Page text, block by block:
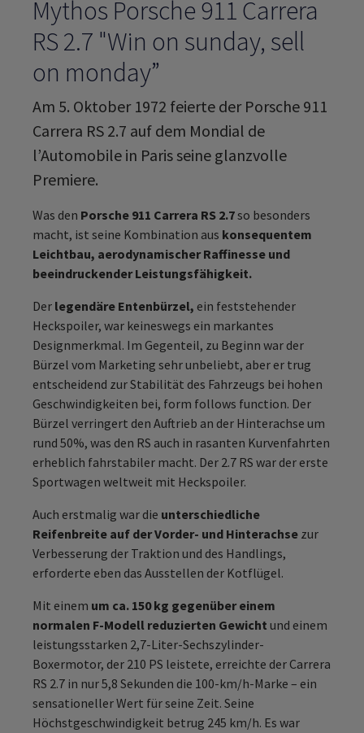
Mythos Porsche 911 Carrera
RS 2.7 "Win on sunday, sell
on monday”
Am 5. Oktober 1972 feierte der Porsche 911
Carrera RS 2.7 auf dem Mondial de
l’Automobile in Paris seine glanzvolle
Premiere.
Was den Porsche 911 Carrera RS 2.7so besonders
macht, ist seine Kombination aus konsequentem
Leichtbau, aerodynamischer Raffinesse und
beeindruckender Leistungsfähigkeit.
Der legendäre Entenbürzel, ein feststehender
Heckspoiler, war keineswegs ein markantes
Designmerkmal. Im Gegenteil, zu Beginn war der
Bürzel vom Marketing sehr unbeliebt, aber er trug
entscheidend zur Stabilität des Fahrzeugs bei hohen
Geschwindigkeiten bei, form follows function. Der
Bürzel verringert den Auftrieb an der Hinterachse um
rund 50%, was den RS auch in rasanten Kurvenfahrten
erheblich fahrstabiler macht. Der 2.7 RS war der erste
Sportwagen weltweit mit Heckspoiler.
Auch erstmalig war die unterschiedliche
Reifenbreite auf der Vorder- und Hinterachse zur
Verbesserung der Traktion und des Handlings,
erforderte eben das Ausstellen der Kotflügel.
Mit einem um ca. 150 kg gegenüber einem
normalen F-Modell reduzierten Gewicht und einem
leistungsstarken 2,7-Liter-Sechszylinder-
Boxermotor, der 210 PS leistete, erreichte der Carrera
RS 2.7 in nur 5,8 Sekunden die 100-km/h-Marke – ein
sensationeller Wert für seine Zeit. Seine
Höchstgeschwindigkeit betrug 245 km/h. Es war